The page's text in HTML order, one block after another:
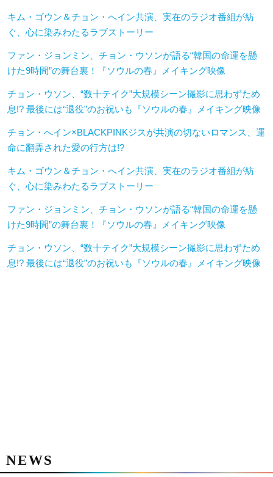
キム・ゴウン＆チョン・へイン共演、実在のラジオ番組が紡
ぐ、心に染みわたるラブストーリー
ファン・ジョンミン、チョン・ウソンが語る“韓国の命運を懸
けた9時間”の舞台裏！『ソウルの春』メイキング映像
チョン・ウソン、“数十テイク”大規模シーン撮影に思わずため
息!? 最後には“退役”のお祝いも『ソウルの春』メイキング映像
チョン・へイン×BLACKPINKジスが共演の切ないロマンス、運
命に翻弄された愛の行方は!?
キム・ゴウン＆チョン・へイン共演、実在のラジオ番組が紡
ぐ、心に染みわたるラブストーリー
ファン・ジョンミン、チョン・ウソンが語る“韓国の命運を懸
けた9時間”の舞台裏！『ソウルの春』メイキング映像
チョン・ウソン、“数十テイク”大規模シーン撮影に思わずため
息!? 最後には“退役”のお祝いも『ソウルの春』メイキング映像
NEWS